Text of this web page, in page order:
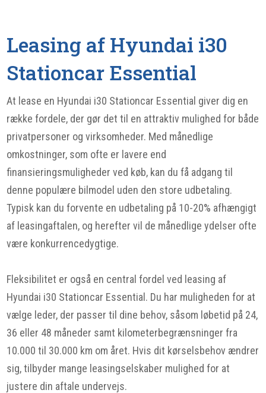
Leasing af Hyundai i30
Stationcar Essential
At lease en Hyundai i30 Stationcar Essential giver dig en
række fordele, der gør det til en attraktiv mulighed for både
privatpersoner og virksomheder. Med månedlige
omkostninger, som ofte er lavere end
finansieringsmuligheder ved køb, kan du få adgang til
denne populære bilmodel uden den store udbetaling.
Typisk kan du forvente en udbetaling på 10-20% afhængigt
af leasingaftalen, og herefter vil de månedlige ydelser ofte
være konkurrencedygtige.
Fleksibilitet er også en central fordel ved leasing af
Hyundai i30 Stationcar Essential. Du har muligheden for at
vælge leder, der passer til dine behov, såsom løbetid på 24,
36 eller 48 måneder samt kilometerbegrænsninger fra
10.000 til 30.000 km om året. Hvis dit kørselsbehov ændrer
sig, tilbyder mange leasingselskaber mulighed for at
justere din aftale undervejs.